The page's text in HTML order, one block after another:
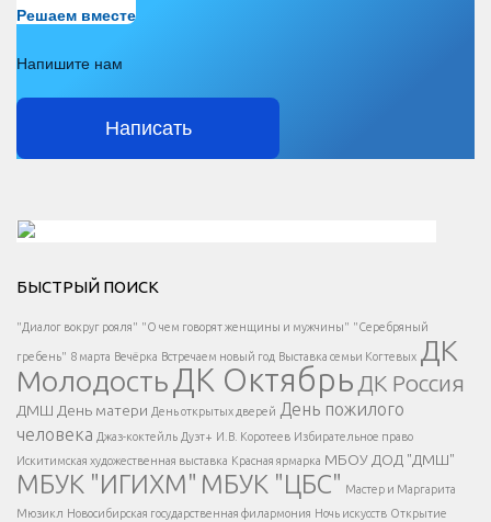
Решаем вместе
Напишите нам
Написать
Есть вопрос?
Напишите нам
</span >
Написать
</button >
</div > </div >
БЫСТРЫЙ ПОИСК
"Диалог вокруг рояля" "О чем говорят женщины и мужчины" "Серебряный
гребень" 8 марта Вечёрка Встречаем новый год Выставка семьи Когтевых ДК
МолодостьДК Октябрь ДК Россия
ДМШ День матери День открытых дверей День пожилого
человека Джаз-коктейль Дуэт+ И.В. Коротеев Избирательное право
Искитимская художественная выставка Красная ярмарка МБОУ ДОД "ДМШ"
МБУК "ИГИХМ" МБУК "ЦБС" Мастер и Маргарита
Мюзикл Новосибирская государственная филармония Ночь искусств Открытие